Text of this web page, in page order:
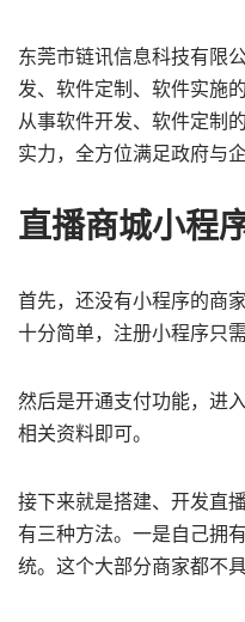
东莞市链讯信息科技有限
发、软件定制、软件实施
从事软件开发、软件定制
实力，全方位满足政府与
直播商城小程
首先，还没有小程序的商
十分简单，注册小程序只
然后是开通支付功能，进
相关资料即可。
接下来就是搭建、开发直
有三种方法。一是自己拥
统。这个大部分商家都不具